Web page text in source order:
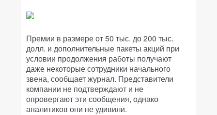
Премии в размере от 50 тыс. до 200 тыс.
долл. и дополнительные пакеты акций при
условии продолжения работы получают
даже некоторые сотрудники начального
звена, сообщает журнал. Представители
компании не подтверждают и не
опровергают эти сообщения, однако
аналитиков они не удивили.